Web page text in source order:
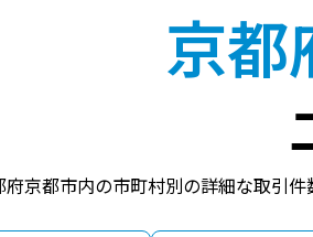
京都
府京都市内の市町村別の詳細な取引